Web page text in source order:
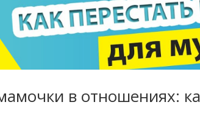
в отношениях: